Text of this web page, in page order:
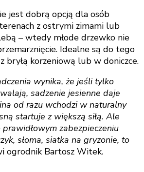
jest dobrą opcją dla osób
z ostrymi zimami lub
– wtedy młode drzewko nie
Idealne są do tego
bryłą korzeniową lub w doniczce.
wynika, że jeśli tylko
sadzenie jesienne daje
od razu wchodzi w naturalny
startuje z większą siłą. Ale
zabezpieczeniu
słoma, siatka na gryzonie, to
ogrodnik Bartosz Witek.